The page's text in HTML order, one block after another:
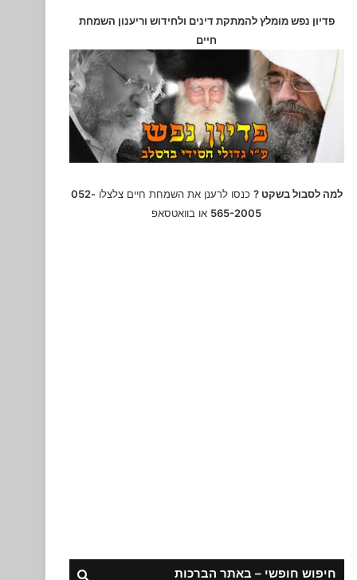
פדיון נפש מומלץ להמתקת דינים ולחידוש וריענון השמחת
חיים
למה לסבול בשקט ? כנסו לרענן את השמחת חיים צלצלו 052-
565-2005 או בוואטסאפ
חיפוש חופשי – באתר הברכות